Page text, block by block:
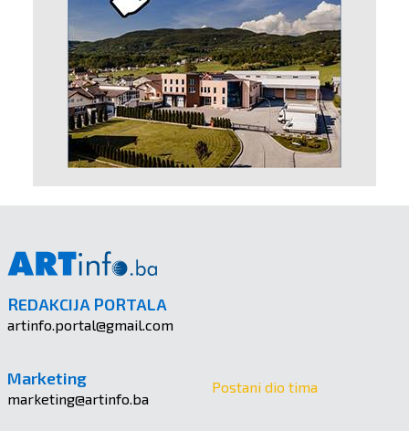
REDAKCIJA PORTALA
artinfo.portal@gmail.com
Marketing
marketing@artinfo.ba
Postani dio tima